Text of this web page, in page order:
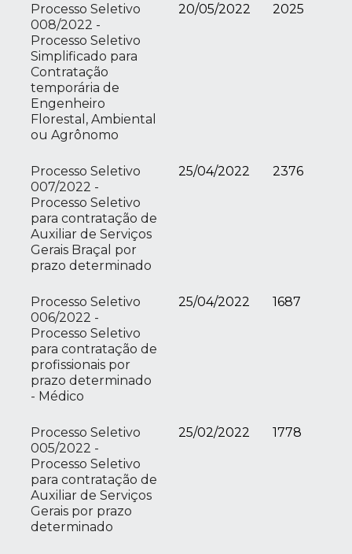
Processo Seletivo
008/2022 -
Processo Seletivo
Simplificado para
Contratação
temporária de
Engenheiro
Florestal, Ambiental
ou Agrônomo
20/05/2022 2025
Processo Seletivo
007/2022 -
Processo Seletivo
para contratação de
Auxiliar de Serviços
Gerais Braçal por
prazo determinado
25/04/2022 2376
Processo Seletivo
006/2022 -
Processo Seletivo
para contratação de
profissionais por
prazo determinado
- Médico
25/04/2022 1687
Processo Seletivo
005/2022 -
Processo Seletivo
para contratação de
Auxiliar de Serviços
Gerais por prazo
determinado
25/02/2022 1778